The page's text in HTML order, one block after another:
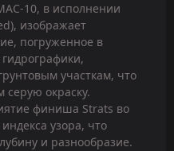
10, в исполнении
изображает
погруженное в
участкам, что
серую окраску.
финиша Strats во
узора, что
и разнообразие.